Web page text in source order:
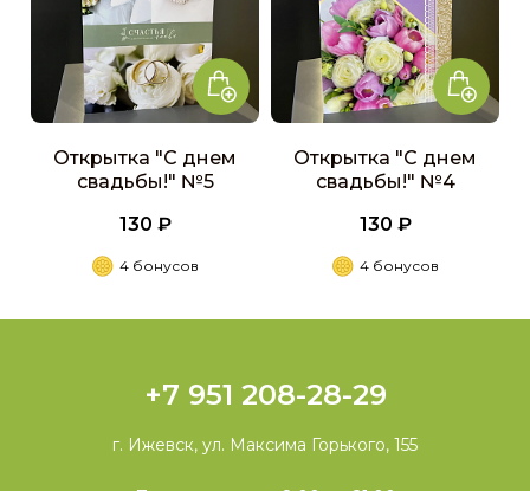
Открытка "С днем
свадьбы!" №5
130 ₽
4 бонусов
Открытка "С днем
свадьбы!" №4
130 ₽
4 бонусов
+7 951 208-28-29
г. Ижевск, ул. Максима Горького, 155